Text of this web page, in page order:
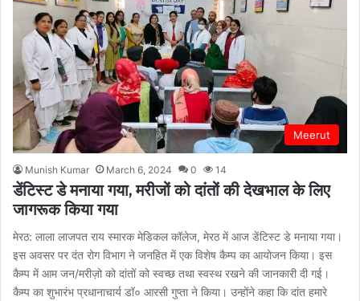
Meerut
Munish Kumar March 6, 2024 0 14
डेंटिस्ट डे मनाया गया, मरीजों को दांतों की देखभाल के लिए
जागरूक किया गया
मेरठ: लाला लाजपत राय स्मारक मेडिकल कॉलेज, मेरठ में आज डेंटिस्ट डे मनाया गया।
इस अवसर पर दंत रोग विभाग ने जनहित में एक विशेष कैम्प का आयोजन किया। इस
कैम्प में आम जन/मरीज़ो को दांतों को स्वच्छ तथा स्वस्थ रखने की जानकारी दी गई।
कैम्प का शुभारंभ प्रधानाचार्य डॉ० आरसी गुप्ता ने किया। उन्होंने कहा कि दांत हमारे